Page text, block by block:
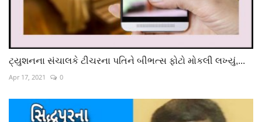
ટ્યુશનના સંચાલકે ટીચરના પતિને બીભત્સ ફોટો મોકલી લખ્યું,...
Apr 17, 2021 0